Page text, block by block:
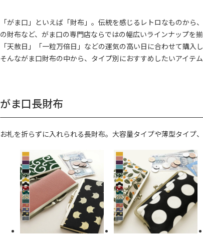
「がま口」といえば「財布」。伝統を感じるレトロなものか
の財布など、がま口の専門店ならではの幅広いラインナップを揃
「天赦日」「一粒万倍日」などの運気の高い日に合わせて購入
そんながま口財布の中から、タイプ別におすすめしたいアイテム
がま口長財布
お札を折らずに入れられる長財布。大容量タイプや薄型タイプ